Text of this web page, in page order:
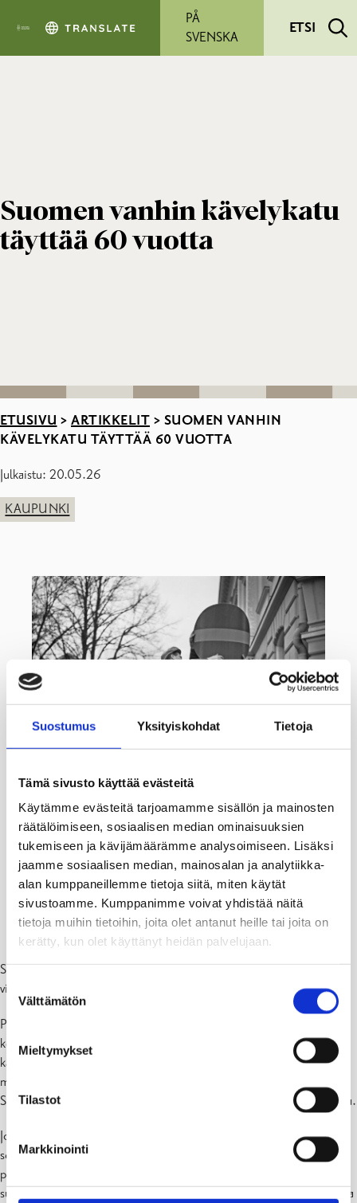
Suostumus Yksityiskohdat Tietoja
Tämä sivusto käyttää evästeitä
Käytämme evästeitä tarjoamamme sisällön ja mainosten
räätälöimiseen, sosiaalisen median ominaisuuksien
tukemiseen ja kävijämäärämme analysoimiseen. Lisäksi
jaamme sosiaalisen median, mainosalan ja analytiikka-
alan kumppaneillemme tietoja siitä, miten käytät
sivustoamme. Kumppanimme voivat yhdistää näitä
tietoja muihin tietoihin, joita olet antanut heille tai joita on
kerätty, kun olet käyttänyt heidän palvelujaan.
Suostumuksen
valinta
Välttämätön
Mieltymykset
Tilastot
Markkinointi
PÅ
SVENSKA
ETSI
Suomen vanhin kävelykatu
täyttää 60 vuotta
ETUSIVU > ARTIKKELIT > SUOMEN VANHIN
KÄVELYKATU TÄYTTÄÄ 60 VUOTTA
Julkaistu: 20.05.26
KAUPUNKI
Tammisaaren kävelykatu (Kuninkaankatu) avataan
8.11.1966. Kuvaaja:
Bror Brandt
Lähde: Museovirasto, JOKA Journalistinen kuva-arkisto,
Västra Nyland
Suomen vanhin kävelykatu täyttää tänä vuonna 60 vuotta. Juhlaa
vietetään Tammisaaripäivänä 23.5.2026.
Päivän aikana luvassa on monipuolista ohjelmaa kaikenikäisille ja
koko perheelle. Tutustu muun muassa vanhojen autojen näyttelyyn
kävelykadulla ja torilla sekä Bikers Afternoon -
moottoripyöränäyttelyyn, kuuntele avajaispuhetta ja viihdeohjelmaa
Skvärenillä, sekä vieraile Lastenpäivä-tapahtumassa Leijonapuistossa.
Jotta et jäisi mistään juhlapäivän tapahtumista paitsi, kannattaa
seuratakaupungin tapahtumakalenteria
. Sieltä löydät kaikki
päivän aikana järjestettävät ohjelmat ja aikataulut – kätevä tapa
suunnitella vierailu ja nauttia kävelykadun 60‑vuotisjuhlasta parhaalla